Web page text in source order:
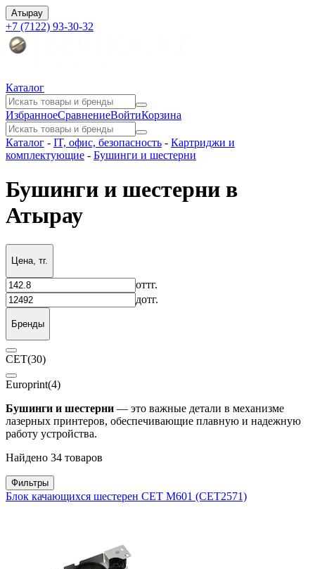
Атырау
+7 (7122) 93-30-32
Каталог
ИзбранноеСравнениеВойтиКорзина
Каталог - IT, офис, безопасность - Картриджи и
комплектующие - Бушинги и шестерни
Бушинги и шестерни в
Атырау
Цена, тг.
оттг.
дотг.
Бренды
CET(30)
Europrint(4)
Бушинги и шестерни — это важные детали в механизме
лазерных принтеров, обеспечивающие плавную и надежную
работу устройства.
Найдено 34 товаров
Фильтры
Блок качающихся шестерен CET M601 (CET2571)